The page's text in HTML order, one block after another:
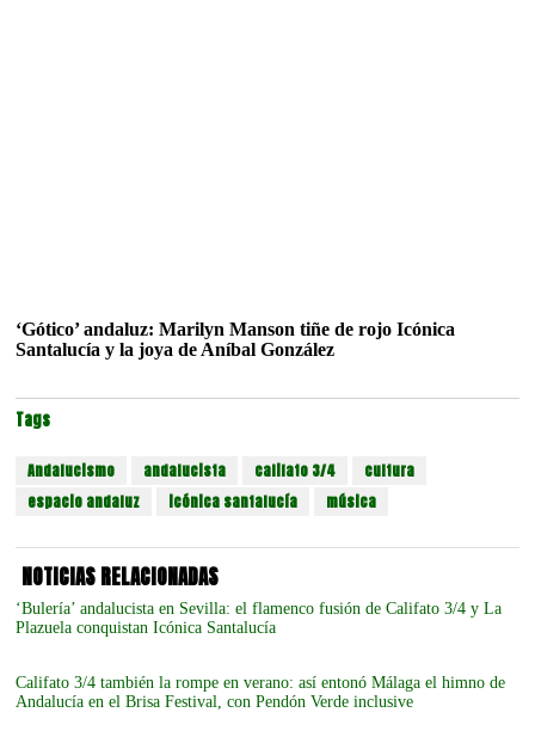
‘Gótico’ andaluz: Marilyn Manson tiñe de rojo Icónica
Santalucía y la joya de Aníbal González
Tags
Andalucismo andalucista califato 3/4
cultura
espacio andaluz
icónica santalucía música
NOTICIAS RELACIONADAS
‘Bulería’ andalucista en Sevilla: el flamenco fusión de Califato 3/4 y La
Plazuela conquistan Icónica Santalucía
Califato 3/4 también la rompe en verano: así entonó Málaga el himno de
Andalucía en el Brisa Festival, con Pendón Verde inclusive